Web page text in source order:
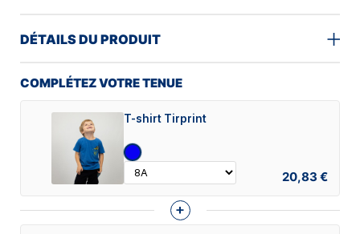
DÉTAILS DU PRODUIT
COMPLÉTEZ VOTRE TENUE
T-shirt Tirprint
20,83 €
+